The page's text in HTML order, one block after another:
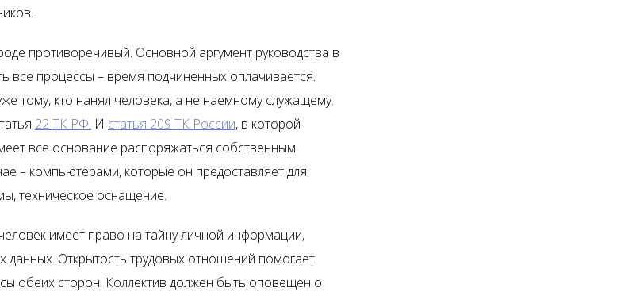
противоречивый. Основной аргумент руководства в
все процессы – время подчиненных оплачивается.
тому, кто нанял человека, а не наемному служащему.
22 ТК РФ. И статья 209 ТК России, в которой
все основание распоряжаться собственным
– компьютерами, которые он предоставляет для
техническое оснащение.
имеет право на тайну личной информации,
данных. Открытость трудовых отношений помогает
обеих сторон. Коллектив должен быть оповещен о